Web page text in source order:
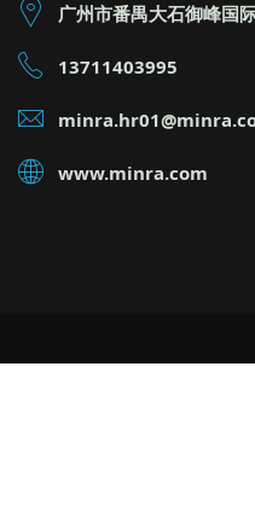
广州市番禺大石御峰国
13711403995
www.minra.com